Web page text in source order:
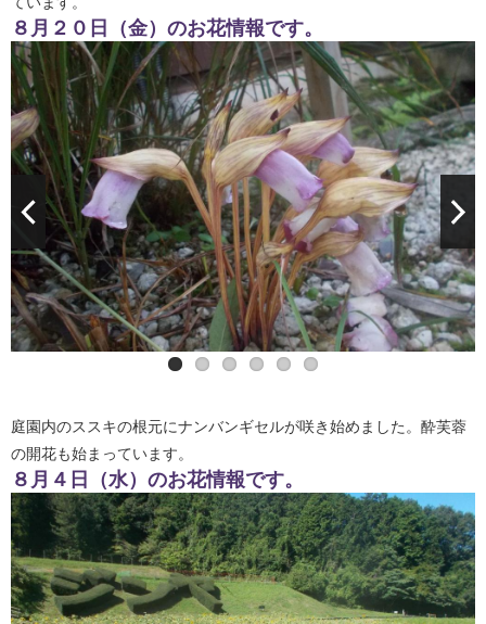
８月２０日（金）のお花情報です。
庭園内のススキの根元にナンバンギセルが咲き始めました。酔芙蓉
の開花も始まっています。
８月４日（水）のお花情報です。